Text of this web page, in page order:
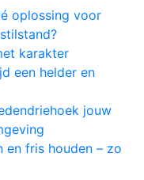
oplossing voor
karakter
een helder en
jouw
en fris houden – zo